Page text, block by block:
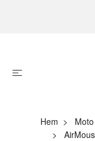
Hem Moto